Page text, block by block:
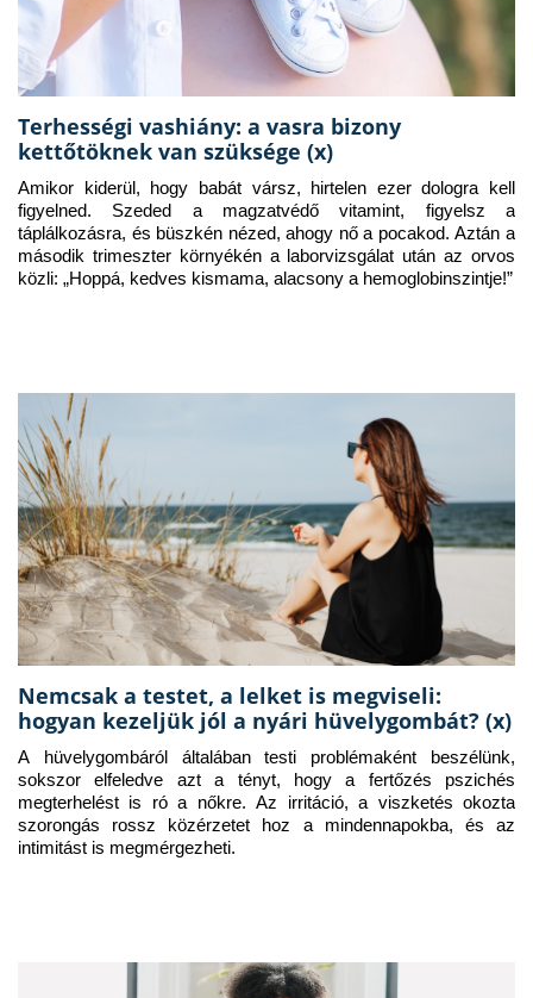
Terhességi vashiány: a vasra bizony
kettőtöknek van szüksége (x)
Amikor kiderül, hogy babát vársz, hirtelen ezer dologra kell
figyelned. Szeded a magzatvédő vitamint, figyelsz a
táplálkozásra, és büszkén nézed, ahogy nő a pocakod. Aztán a
második trimeszter környékén a laborvizsgálat után az orvos
közli: „Hoppá, kedves kismama, alacsony a hemoglobinszintje!”
Nemcsak a testet, a lelket is megviseli:
hogyan kezeljük jól a nyári hüvelygombát? (x)
A hüvelygombáról általában testi problémaként beszélünk,
sokszor elfeledve azt a tényt, hogy a fertőzés pszichés
megterhelést is ró a nőkre. Az irritáció, a viszketés okozta
szorongás rossz közérzetet hoz a mindennapokba, és az
intimitást is megmérgezheti.